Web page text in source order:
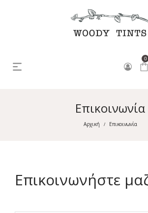
0
Επικοινωνία
Αρχική / Επικοινωνία
Επικοινωνήστε